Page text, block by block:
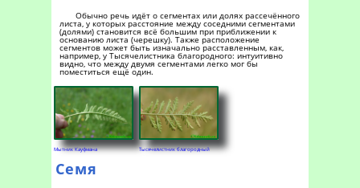
Обычно речь идёт о сегментах или долях рассечённого
листа, у которых расстояние между соседними сегментами
(долями) становится всё большим при приближении к
основанию листа (черешку). Также расположение
сегментов может быть изначально расставленным, как,
например, у Тысячелистника благородного: интуитивно
видно, что между двумя сегментами легко мог бы
поместиться ещё один.
Мытник Кауфмана Тысячелистник благородный
Семя